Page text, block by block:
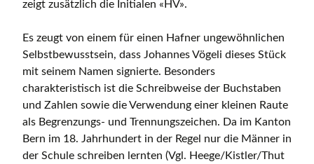
zeigt zusätzlich die Initialen «HV».
Es zeugt von einem für einen Hafner ungewöhnlichen
Selbstbewusstsein, dass Johannes Vögeli dieses Stück
mit seinem Namen signierte. Besonders
charakteristisch ist die Schreibweise der Buchstaben
und Zahlen sowie die Verwendung einer kleinen Raute
als Begrenzungs- und Trennungszeichen. Da im Kanton
Bern im 18. Jahrhundert in der Regel nur die Männer in
der Schule schreiben lernten (Vgl. Heege/Kistler/Thut